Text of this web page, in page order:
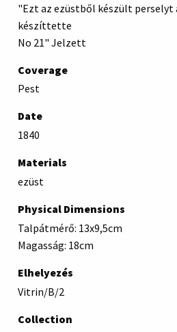
"Ezt az ezüstből készült perselyt
készíttette
No 21" Jelzett
Coverage
Pest
Date
1840
Materials
ezüst
Physical Dimensions
Talpátmérő: 13x9,5cm
Magasság: 18cm
Elhelyezés
Vitrin/B/2
Collection